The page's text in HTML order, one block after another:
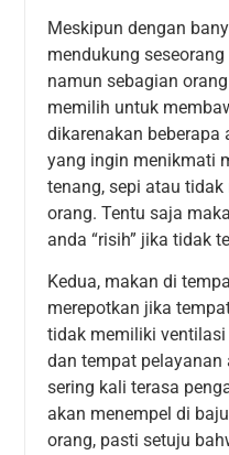
Meskipun dengan
mendukung
namun sebagian
memilih untuk
dikarenakan beberapa
yang ingin menikmati
tenang, sepi atau
orang. Tentu saja
anda “risih” jika tidak
Kedua, makan di
merepotkan jika
tidak memiliki
dan tempat pelayanan
sering kali terasa
akan menempel di
orang, pasti setuju